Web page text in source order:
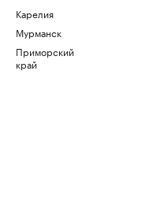
Карелия
Мурманск
Приморский
край